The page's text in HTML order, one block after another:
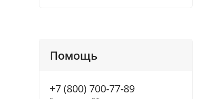
Помощь
+7 (800) 700-77-89